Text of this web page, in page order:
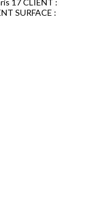
17 CLIENT :
SURFACE :